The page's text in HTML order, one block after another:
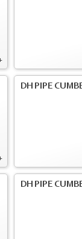
DH PIPE
DH PIPE